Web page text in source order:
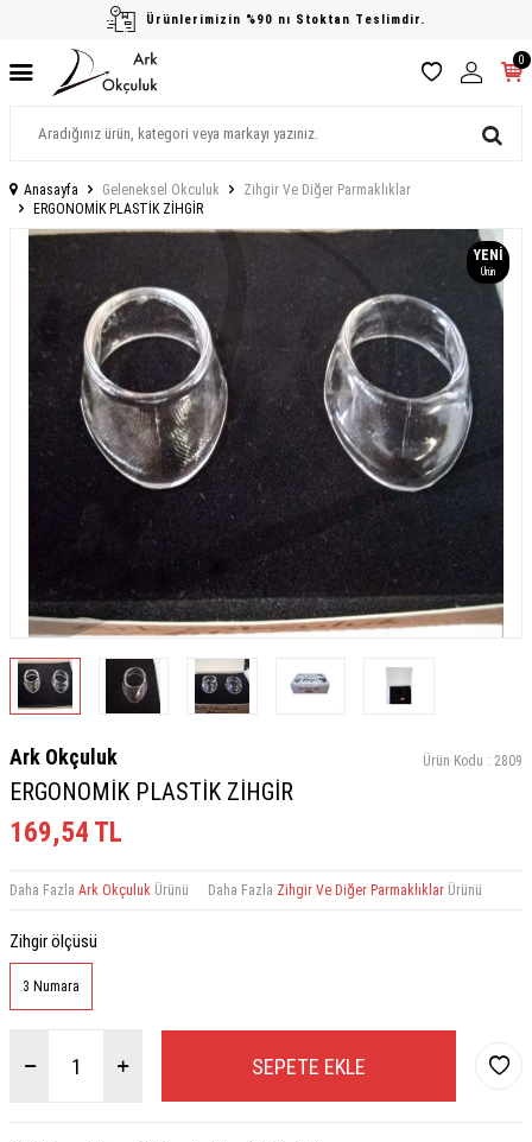
Ürünlerimizin %90 nı Stoktan Teslimdir.
0
Anasayfa Geleneksel Okculuk
Zihgir Ve Diğer Parmaklıklar
ERGONOMİK PLASTİK ZİHGİR
YENI
Ürün
Ark Okçuluk Ürün Kodu : 2809
ERGONOMİK PLASTİK ZİHGİR
169,54 TL
Daha Fazla Ark Okçuluk Ürünü Daha Fazla Zihgir Ve Diğer Parmaklıklar Ürünü
Zihgir ölçüsü
3 Numara
SEPETE EKLE